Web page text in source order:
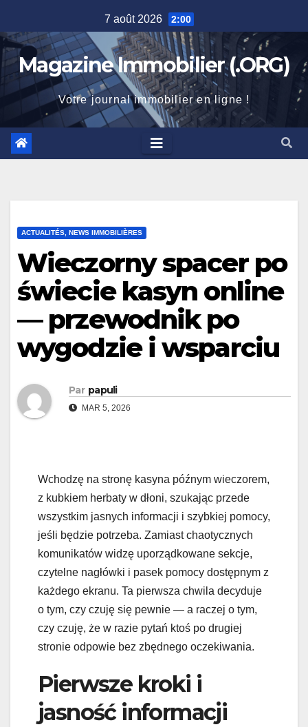
to
content
7 août 2026 2:00
Magazine Immobilier (.ORG)
Votre journal immobilier en ligne !
ACTUALITÉS, NEWS IMMOBILIÈRES
Wieczorny spacer po
świecie kasyn online
— przewodnik po
wygodzie i wsparciu
Par papuli
MAR 5, 2026
Wchodzę na stronę kasyna późnym wieczorem,
z kubkiem herbaty w dłoni, szukając przede
wszystkim jasnych informacji i szybkiej pomocy,
jeśli będzie potrzeba. Zamiast chaotycznych
komunikatów widzę uporządkowane sekcje,
czytelne nagłówki i pasek pomocy dostępnym z
każdego ekranu. Ta pierwsza chwila decyduje
o tym, czy czuję się pewnie — a raczej o tym,
czy czuję, że w razie pytań ktoś po drugiej
stronie odpowie bez zbędnego oczekiwania.
Pierwsze kroki i
jasność informacji